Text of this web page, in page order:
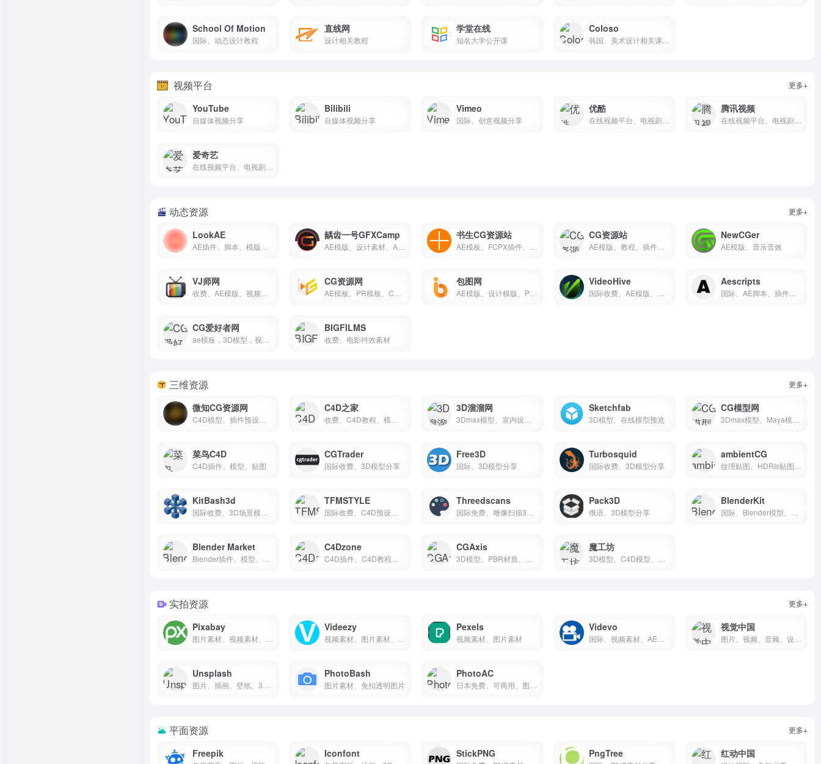
School Of Motion
国际、动态设计教程
直线网
设计相关教程
学堂在线
知名大学公开课
Coloso
韩国、美术设计相关课程培训
视频平台 更多+
YouTube
自媒体视频分享
Bilibili
自媒体视频分享
Vimeo
国际、创意视频分享
优酷
在线视频平台、电视剧、电影、综艺等
腾讯视频
在线视频平台、电视剧、电影、综艺等在线视频
爱奇艺
动态资源 更多+
LookAE 龋齿一号GFXCamp 书生CG资源站 CG资源站
AE模版、教程、插件、素材
NewCGer
AE模版、音乐音效
VJ师网 CG资源网 包图网 VideoHive Aescripts
国际、AE脚本、插件发布
CG爱好者网 BIGFILMS
收费、电影特效素材
三维资源 更多+
微知CG资源网 C4D之家 3D溜溜网 Sketchfab
3D模型、在线模型预览
CG模型网
菜鸟C4D
C4D插件、模型、贴图
CGTrader
国际收费、3D模型分享
Free3D
国际、3D模型分享
Turbosquid
国际收费、3D模型分享
ambientCG
KitBash3d TFMSTYLE Threedscans Pack3D
俄语、3D模型分享
BlenderKit
Blender Market C4Dzone CGAxis 魔工坊
实拍资源 更多+
Pixabay Videezy Pexels
视频素材、图片素材
Videvo 视觉中国
Unsplash PhotoBash
图片素材、免扣透明图片
PhotoAC
平面资源 更多+
Freepik Iconfont StickPNG PngTree 红动中国